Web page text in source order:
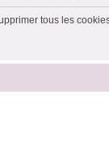
tous les